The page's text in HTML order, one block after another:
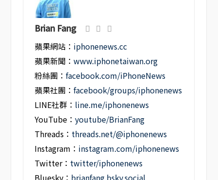
Brian Fang
蘋果網站： iphonenews.cc
蘋果新聞：www.iphonetaiwan.org
粉絲團：facebook.com/iPhoneNews
蘋果社團：facebook/groups/iphonenews
LINE社群： line.me/iphonenews
YouTube：youtube/BrianFang
Threads： threads.net/@iphonenews
Instagram： instagram.com/iphonenews
Twitter： twitter/iphonenews
Bluesky： brianfang.bsky.social